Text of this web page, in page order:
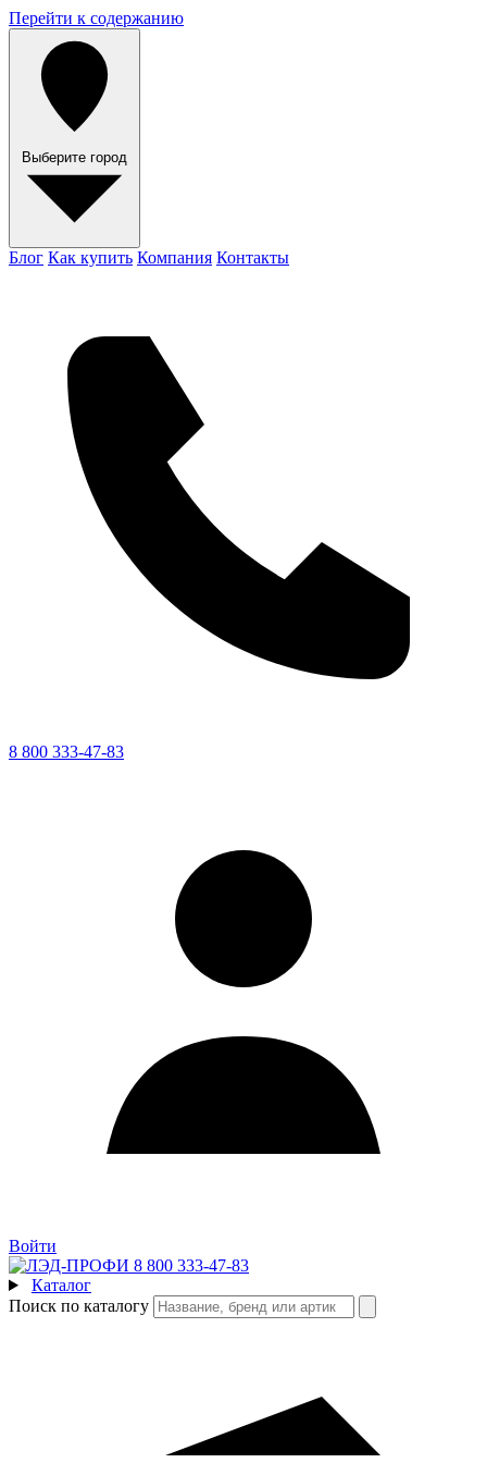
Перейти к содержанию
Выберите город
Блог Как купить Компания Контакты
8 800 333-47-83
Войти
8 800 333-47-83
Каталог
Поиск по каталогу